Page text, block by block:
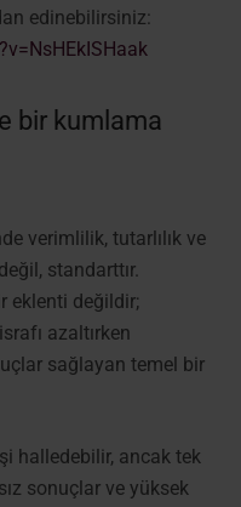
edinebilirsiniz:
bir kumlama
verimlilik, tutarlılık ve
standarttır.
eklenti değildir;
azaltırken
sağlayan temel bir
halledebilir, ancak tek
sonuçlar ve yüksek